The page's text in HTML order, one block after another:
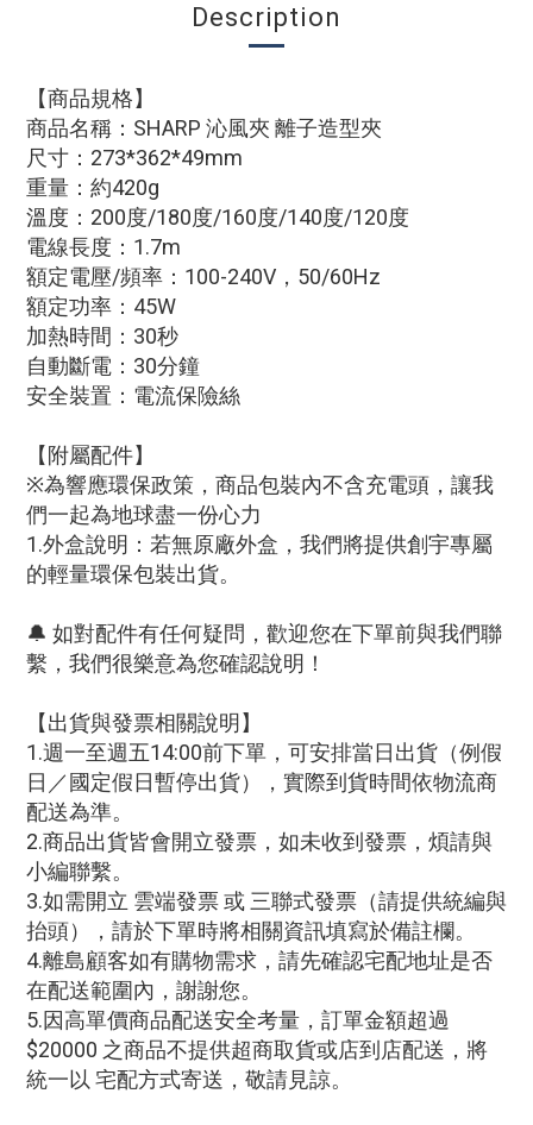
Description
【商品規格】
商品名稱：SHARP 沁風夾 離子造型夾
尺寸：273*362*49mm
重量：約420g
溫度：200度/180度/160度/140度/120度
電線長度：1.7m
額定電壓/頻率：100-240V，50/60Hz
額定功率：45W
加熱時間：30秒
自動斷電：30分鐘
安全裝置：電流保險絲
【附屬配件】
※為響應環保政策，商品包裝內不含充電頭，讓我
們一起為地球盡一份心力
1.外盒說明：若無原廠外盒，我們將提供創宇專屬
的輕量環保包裝出貨。
🔔 如對配件有任何疑問，歡迎您在下單前與我們聯
繫，我們很樂意為您確認說明！
【出貨與發票相關說明】
1.週一至週五14:00前下單，可安排當日出貨（例假
日／國定假日暫停出貨），實際到貨時間依物流商
配送為準。
2.商品出貨皆會開立發票，如未收到發票，煩請與
小編聯繫。
3.如需開立 雲端發票 或 三聯式發票（請提供統編與
抬頭），請於下單時將相關資訊填寫於備註欄。
4.離島顧客如有購物需求，請先確認宅配地址是否
在配送範圍內，謝謝您。
5.因高單價商品配送安全考量，訂單金額超過
$20000 之商品不提供超商取貨或店到店配送，將
統一以 宅配方式寄送，敬請見諒。